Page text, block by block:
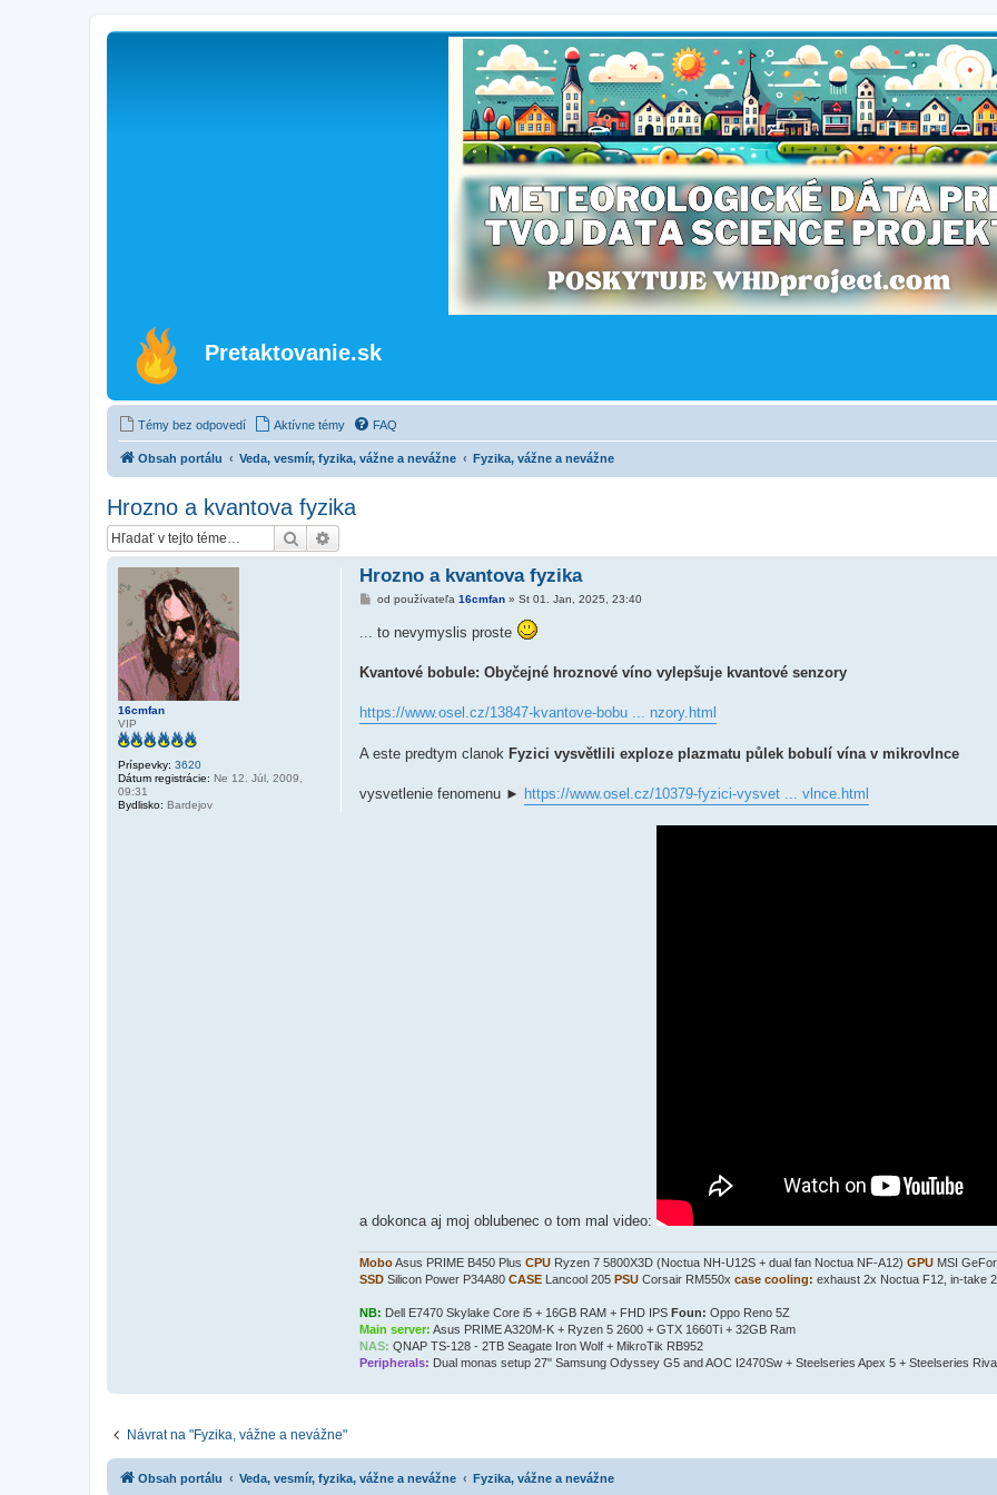
Pretaktovanie.sk
Témy bez odpovedí Aktívne témy FAQ
Obsah portálu Veda, vesmír, fyzika, vážne a nevážne Fyzika, vážne a nevážne
Hrozno a kvantova fyzika
Hľadať
16cmfan
VIP
Príspevky: 3620
Dátum registrácie: Ne 12. Júl, 2009,
09:31
Bydlisko: Bardejov
Hrozno a kvantova fyzika
P
v
od používateľa 16cmfan» St 01. Jan, 2025, 23:40
... to nevymyslis proste
Kvantové bobule: Obyčejné hroznové víno vylepšuje kvantové senzory
https://www.osel.cz/13847-kvantove-bobu ... nzory.html
A este predtym clanok Fyzici vysvětlili exploze plazmatu půlek bobulí vína v mikrovlnce
vysvetlenie fenomenu ► https://www.osel.cz/10379-fyzici-vysvet ... vlnce.html
a dokonca aj moj oblubenec o tom mal video:
MoboAsus PRIME B450 Plus CPU Ryzen 7 5800X3D (Noctua NH-U12S + dual fan Noctua NF-A12) GPU MSI
SSD Silicon Power P34A80 CASE Lancool 205 PSU Corsair RM550x case cooling: exhaust 2x Noctua F12, in-take
NB: Dell E7470 Skylake Core i5 + 16GB RAM + FHD IPS Foun: Oppo Reno 5Z
Main server: Asus PRIME A320M-K + Ryzen 5 2600 + GTX 1660Ti + 32GB Ram
NAS: QNAP TS-128 - 2TB Seagate Iron Wolf + MikroTik RB952
Peripherals: Dual monas setup 27" Samsung Odyssey G5 and AOC I2470Sw + Steelseries Apex 5 + Steelseries
Návrat na "Fyzika, vážne a nevážne"
Obsah portálu Veda, vesmír, fyzika, vážne a nevážne Fyzika, vážne a nevážne